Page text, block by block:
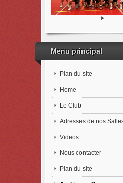
Menu principal
Plan du site
Home
Le Club
Adresses de nos
Videos
Nous contacter
Plan du site